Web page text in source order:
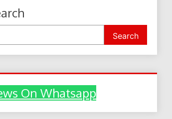
Search
On Whatsapp